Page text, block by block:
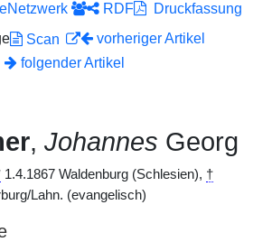
Netzwerk RDF
Druckfassung
Scan
vorheriger Artikel
folgender Artikel
, Johannes Georg
1.4.1867 Waldenburg (Schlesien), †
Lahn. (evangelisch)